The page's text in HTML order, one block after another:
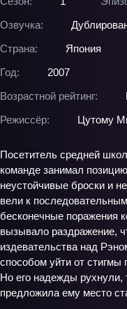
Озвучка:
Страна:
Япония
Год:
2007
Возрастной рейтинг:
Режиссёр:
Цутому
Посетитель средней
команде занимал
неустойчивые броски и
вели к
бесконечные поражения
вызывало раздражение,
издевательства над
способом уйти от стигмы
Но его надежды рухнули,
предложила ему место